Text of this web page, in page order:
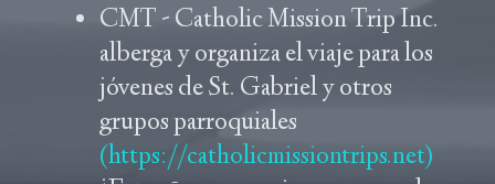
CMT - Catholic Mission Trip Inc.
alberga y organiza el viaje para los
jóvenes de St. Gabriel y otros
grupos parroquiales
(https://catholicmissiontrips.net)